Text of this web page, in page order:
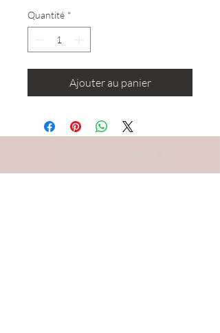
Quantité *
Ajouter au panier